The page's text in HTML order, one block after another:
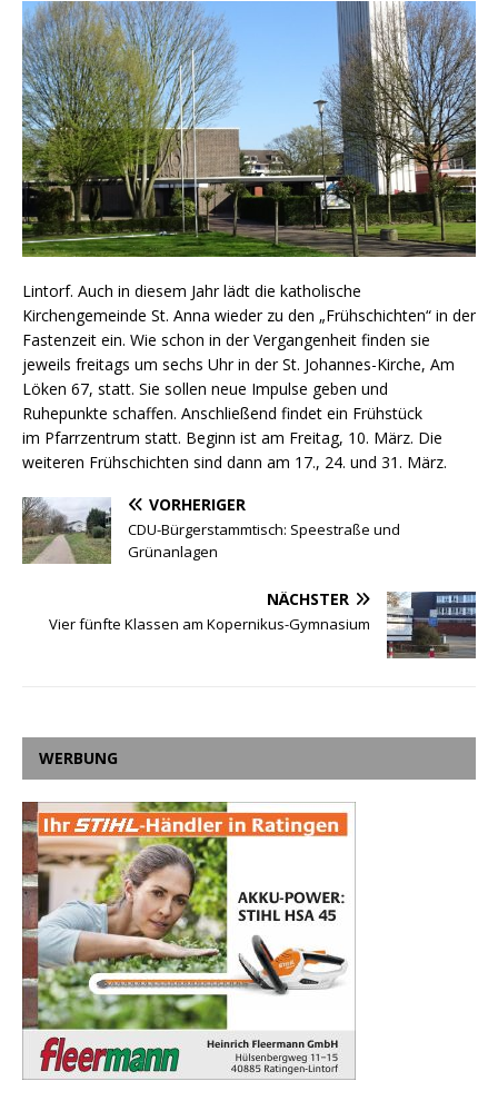
Lintorf. Auch in diesem Jahr lädt die katholische
Kirchengemeinde St. Anna wieder zu den „Frühschichten“ in der
Fastenzeit ein. Wie schon in der Vergangenheit finden sie
jeweils freitags um sechs Uhr in der St. Johannes-Kirche, Am
Löken 67, statt. Sie sollen neue Impulse geben und
Ruhepunkte schaffen. Anschließend findet ein Frühstück
im Pfarrzentrum statt. Beginn ist am Freitag, 10. März. Die
weiteren Frühschichten sind dann am 17., 24. und 31. März.
VORHERIGER
CDU-Bürgerstammtisch: Speestraße und
Grünanlagen
NÄCHSTER
Vier fünfte Klassen am Kopernikus-Gymnasium
WERBUNG